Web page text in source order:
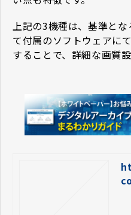
上記の3機種は、基準と
て付属のソフトウェアに
することで、詳細な画質